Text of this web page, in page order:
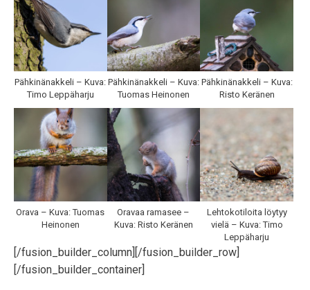
Pähkinänakkeli – Kuva:
Timo Leppäharju
Pähkinänakkeli – Kuva:
Tuomas Heinonen
Pähkinänakkeli – Kuva:
Risto Keränen
Orava – Kuva: Tuomas
Heinonen
Oravaa ramasee –
Kuva: Risto Keränen
Lehtokotiloita löytyy
vielä – Kuva: Timo
Leppäharju
[/fusion_builder_column][/fusion_builder_row]
[/fusion_builder_container]